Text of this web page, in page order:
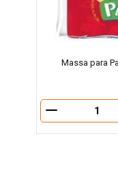
Massa para